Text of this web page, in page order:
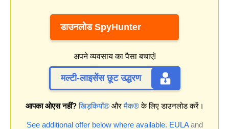
डाउनलोड SpyHunter
अपने व्यवसाय का पैसा बचाएं!
मल्टी-लाइसेंस छूट उद्धरण
आपका ओएस नहीं? खिड़कियाँ®औरमैक®के लिए डाउनलोड करें।
See additional offer below where available. EULAand